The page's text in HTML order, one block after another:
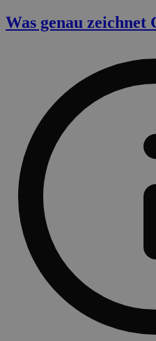
Was genau zeichnet